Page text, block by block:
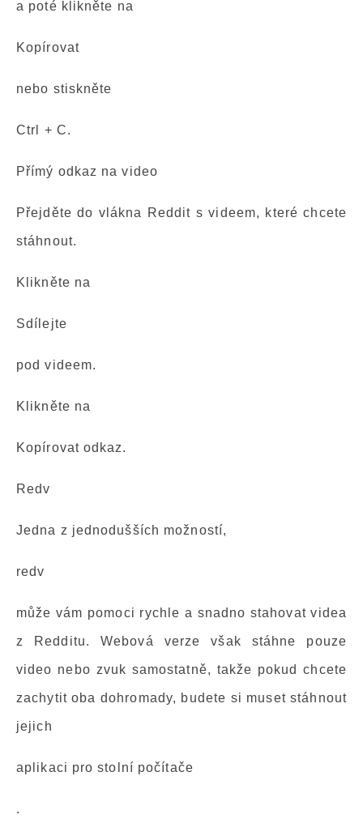
a poté klikněte na
Kopírovat
nebo stiskněte
Ctrl + C.
Přímý odkaz na video
Přejděte do vlákna Reddit s videem, které chcete
stáhnout.
Klikněte na
Sdílejte
pod videem.
Klikněte na
Kopírovat odkaz.
Redv
Jedna z jednodušších možností,
redv
může vám pomoci rychle a snadno stahovat videa
z Redditu. Webová verze však stáhne pouze
video nebo zvuk samostatně, takže pokud chcete
zachytit oba dohromady, budete si muset stáhnout
jejich
aplikaci pro stolní počítače
.